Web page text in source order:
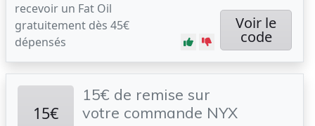
recevoir un Fat Oil
gratuitement dès 45€
dépensés
Voir le
code
15€
15€ de remise sur
votre commande NYX